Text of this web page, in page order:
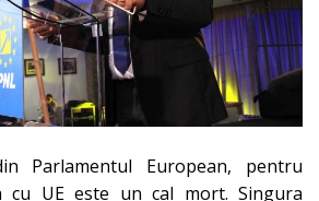
Parlamentul European, pentru
cu UE este un cal mort. Singura